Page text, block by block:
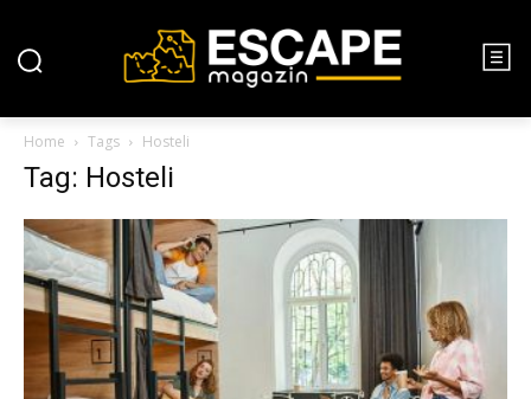
Home Tags Hosteli
Tag: Hosteli